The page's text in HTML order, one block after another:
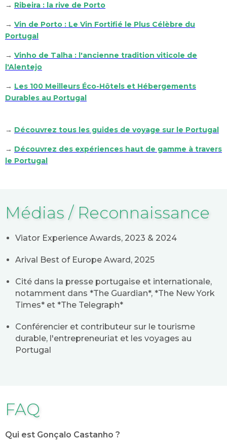
→ Ribeira : la rive de Porto
→ Vin de Porto : Le Vin Fortifié le Plus Célèbre du
Portugal
→ Vinho de Talha : l'ancienne tradition viticole de
l'Alentejo
→ Les 100 Meilleurs Éco-Hôtels et Hébergements
Durables au Portugal
→ Découvrez tous les guides de voyage sur le Portugal
→ Découvrez des expériences haut de gamme à travers
le Portugal
Médias / Reconnaissance
Viator Experience Awards, 2023 & 2024
Arival Best of Europe Award, 2025
Cité dans la presse portugaise et internationale,
notamment dans *The Guardian*, *The New York
Times* et *The Telegraph*
Conférencier et contributeur sur le tourisme
durable, l'entrepreneuriat et les voyages au
Portugal
FAQ
Qui est Gonçalo Castanho ?